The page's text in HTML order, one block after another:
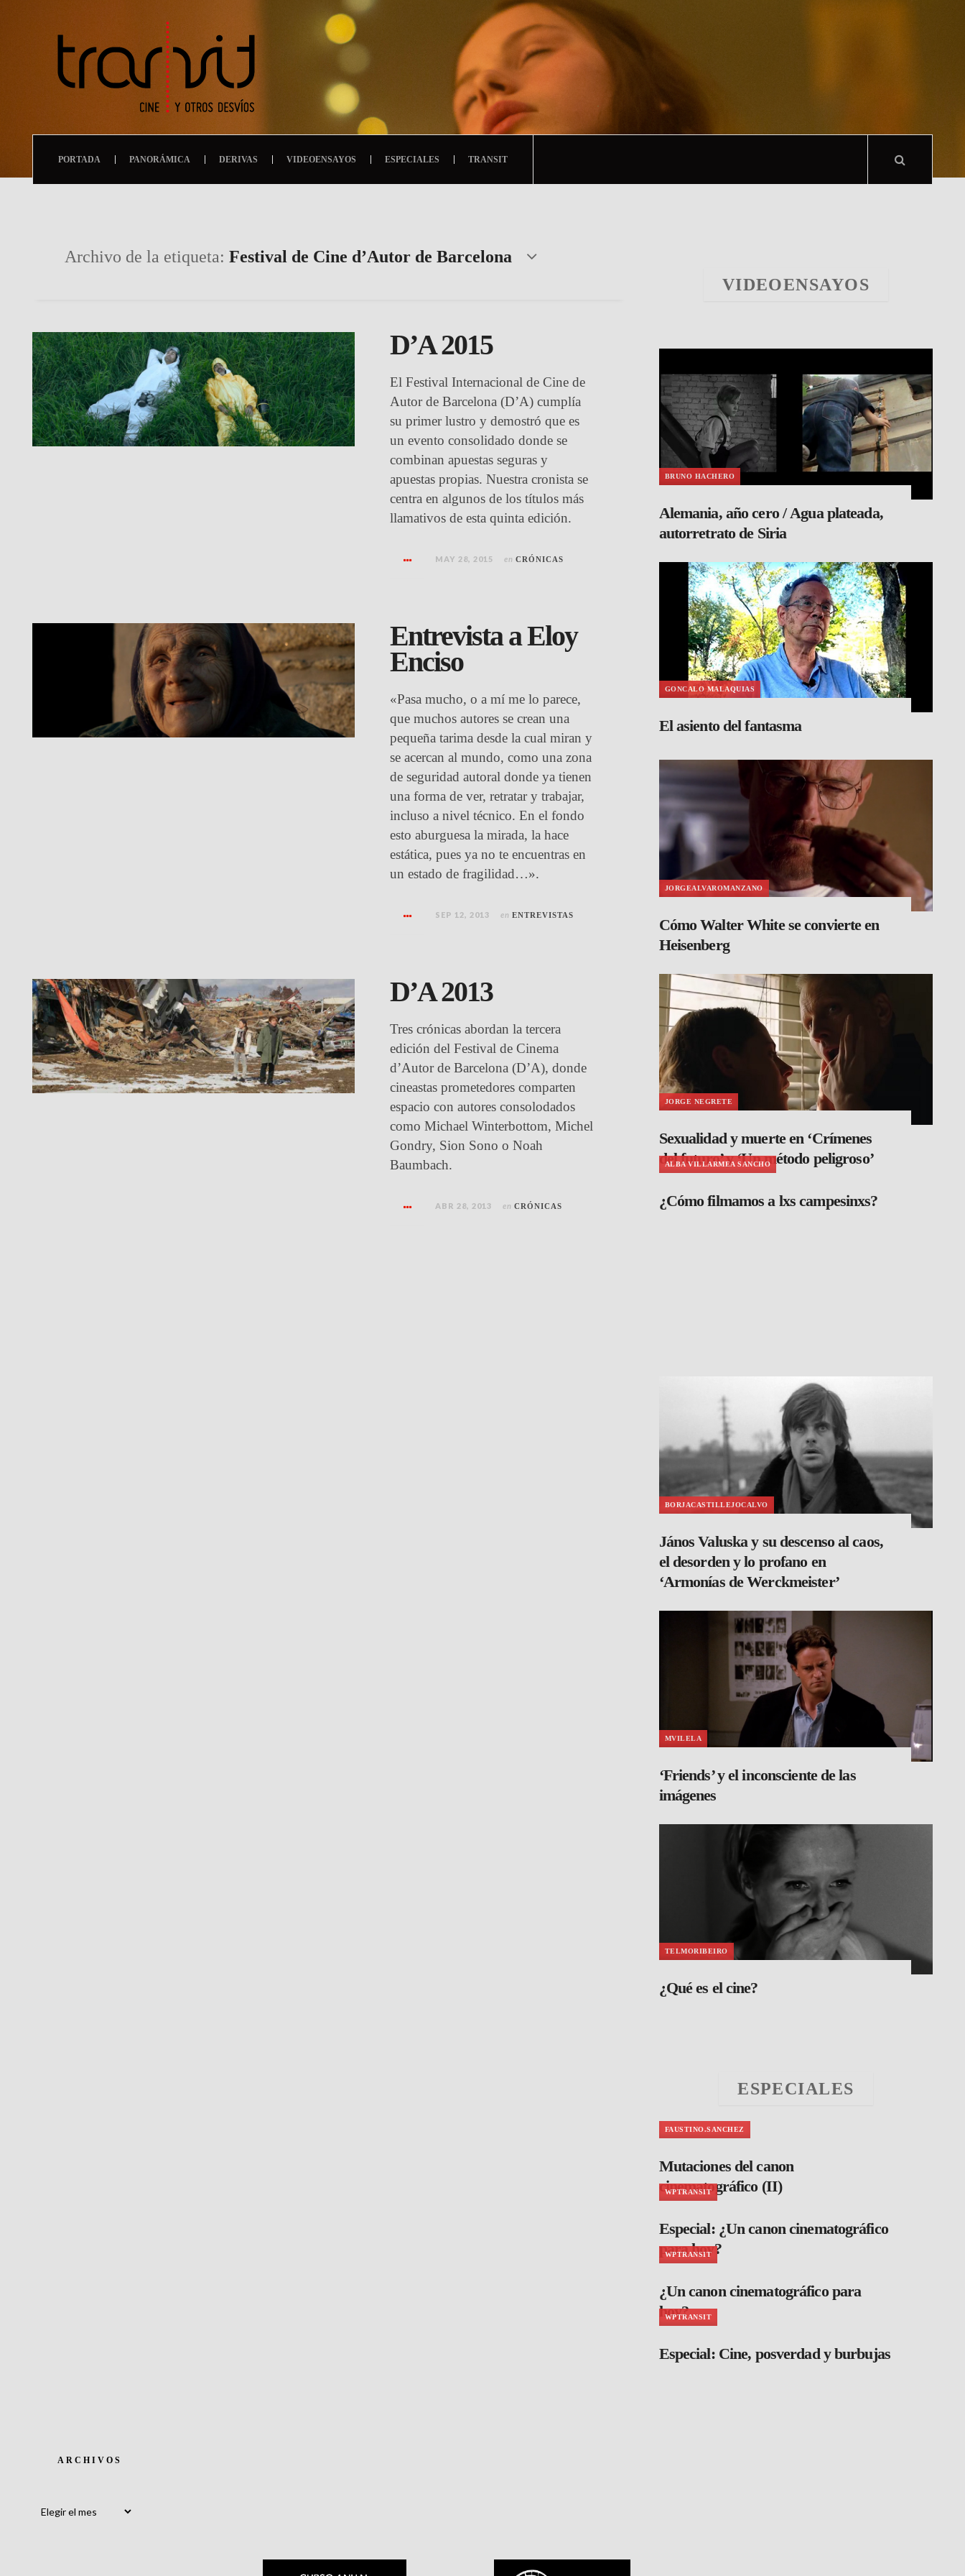
PORTADA PANORÁMICA DERIVAS VIDEOENSAYOS ESPECIALES TRANSIT
Archivo de la etiqueta: Festival de Cine d’Autor de Barcelona
D’A 2015
El Festival Internacional de Cine de
Autor de Barcelona (D’A) cumplía
su primer lustro y demostró que es
un evento consolidado donde se
combinan apuestas seguras y
apuestas propias. Nuestra cronista se
centra en algunos de los títulos más
llamativos de esta quinta edición.
MAY 28, 2015 en CRÓNICAS
Entrevista a Eloy
Enciso
«Pasa mucho, o a mí me lo parece,
que muchos autores se crean una
pequeña tarima desde la cual miran y
se acercan al mundo, como una zona
de seguridad autoral donde ya tienen
una forma de ver, retratar y trabajar,
incluso a nivel técnico. En el fondo
esto aburguesa la mirada, la hace
estática, pues ya no te encuentras en
un estado de fragilidad…».
SEP 12, 2013 en ENTREVISTAS
D’A 2013
Tres crónicas abordan la tercera
edición del Festival de Cinema
d’Autor de Barcelona (D’A), donde
cineastas prometedores comparten
espacio con autores consolodados
como Michael Winterbottom, Michel
Gondry, Sion Sono o Noah
Baumbach.
ABR 28, 2013 en CRÓNICAS
VIDEOENSAYOS
BRUNO HACHERO
Alemania, año cero / Agua plateada,
autorretrato de Siria
GONCALO MALAQUIAS
El asiento del fantasma
JORGEALVAROMANZANO
Cómo Walter White se convierte en
Heisenberg
JORGE NEGRETE
Sexualidad y muerte en ‘Crímenes
del futuro’ y ‘Un método peligroso’
ALBA VILLARMEA SANCHO
¿Cómo filmamos a lxs campesinxs?
BORJACASTILLEJOCALVO
János Valuska y su descenso al caos,
el desorden y lo profano en
‘Armonías de Werckmeister’
MVILELA
‘Friends’ y el inconsciente de las
imágenes
TELMORIBEIRO
¿Qué es el cine?
ESPECIALES
FAUSTINO.SANCHEZ
Mutaciones del canon
cinematográfico (II)
WPTRANSIT
Especial: ¿Un canon cinematográfico
para hoy?
WPTRANSIT
¿Un canon cinematográfico para
hoy?
WPTRANSIT
Especial: Cine, posverdad y burbujas
ARCHIVOS